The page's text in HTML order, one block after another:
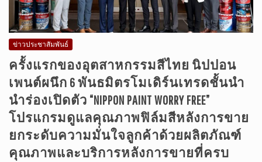
ข่าวประชาสัมพันธ์
ครั้งแรกของอุตสาหกรรมสีไทย นิปปอน
เพนต์ผนึก 6 พันธมิตรโมเดิร์นเทรดชั้นนำ
นำร่องเปิดตัว “NIPPON PAINT WORRY FREE”
โปรแกรมดูแลคุณภาพฟิล์มสีหลังการขาย
ยกระดับความมั่นใจลูกค้าด้วยผลิตภัณฑ์
คุณภาพและบริการหลังการขายที่ครบ